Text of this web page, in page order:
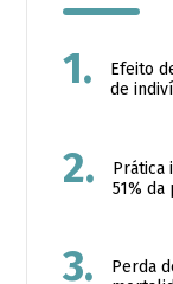
1.
Efeito
de
2.
Prática
51%
3.
Perda